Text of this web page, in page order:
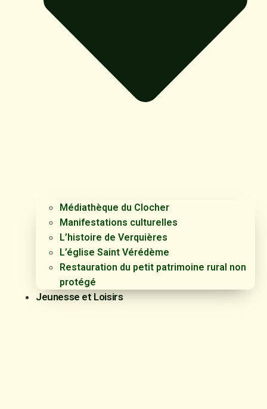
Médiathèque du Clocher
Manifestations culturelles
L’histoire de Verquières
L’église Saint Vérédème
Restauration du petit patrimoine rural non
protégé
Jeunesse et Loisirs